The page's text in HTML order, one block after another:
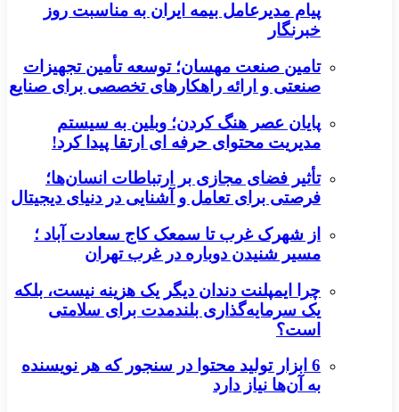
پیام مدیرعامل بیمه ایران به مناسبت روز
خبرنگار
تامین صنعت مهسان؛ توسعه تأمین تجهیزات
صنعتی و ارائه راهکارهای تخصصی برای صنایع
پایان عصر هنگ کردن؛ وبلین به سیستم
مدیریت محتوای حرفه ای ارتقا پیدا کرد!
تأثیر فضای مجازی بر ارتباطات انسان‌ها؛
فرصتی برای تعامل و آشنایی در دنیای دیجیتال
از شهرک غرب تا سمعک کاج سعادت آباد ؛
مسیر شنیدن دوباره در غرب تهران
چرا ایمپلنت دندان دیگر یک هزینه نیست، بلکه
یک سرمایه‌گذاری بلندمدت برای سلامتی
است؟
6 ابزار تولید محتوا در سنجور که هر نویسنده
به آن‌ها نیاز دارد